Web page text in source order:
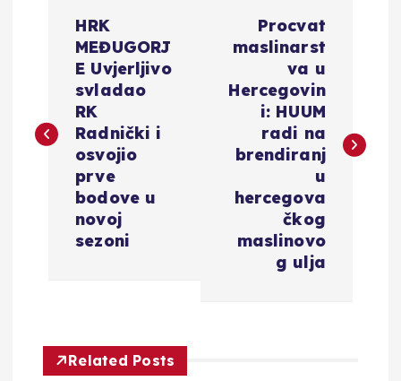
i
HRK
MEĐUGORJ
E Uvjerljivo
svladao
RK
Radnički i
osvojio
prve
bodove u
novoj
sezoni
Procvat
maslinarst
va u
Hercegovin
i: HUUM
radi na
brendiranj
u
hercegova
čkog
maslinovo
g ulja
Related Posts